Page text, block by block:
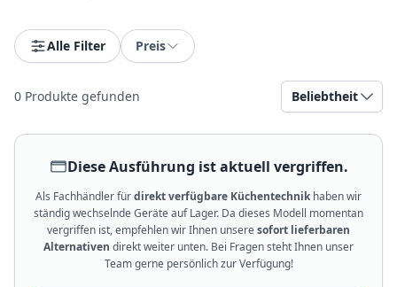
nicht auf hohe Saugleistung und sparsame LED-Beleuchtung
verzichten wollen. Vogt Küchentechnik führt eine breite
Auswahl.
Alle Filter Preis
0 Produkte gefunden Beliebtheit
Diese Ausführung ist aktuell vergriffen.
Als Fachhändler fürdirekt verfügbare Küchentechnikhaben wir
ständig wechselnde Geräte auf Lager. Da dieses Modell momentan
vergriffen ist, empfehlen wir Ihnen unseresofort lieferbaren
Alternativen direkt weiter unten. Bei Fragen steht Ihnen unser
Team gerne persönlich zur Verfügung!